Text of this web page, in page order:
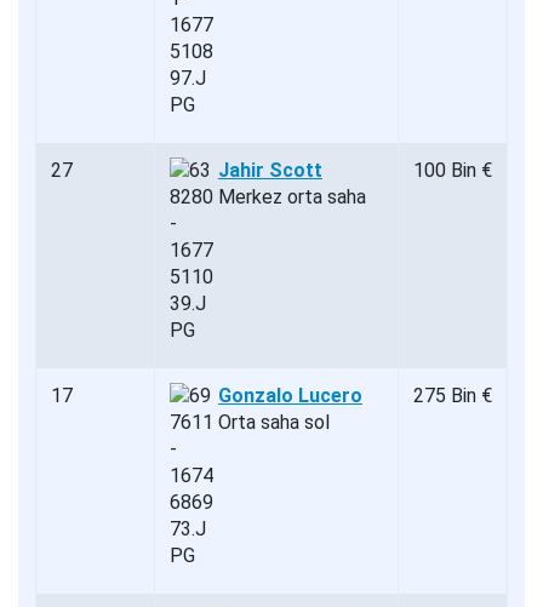
27
Jahir Scott
Merkez orta saha
100 Bin €
17
Gonzalo Lucero
Orta saha sol
275 Bin €